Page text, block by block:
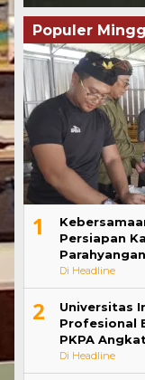
Populer
1
Persiapan
Di Headline
2
Universitas
Profesional
PKPA
Di Headline